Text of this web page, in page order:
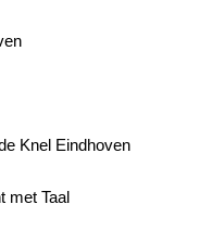
Knel Eindhoven
met Taal